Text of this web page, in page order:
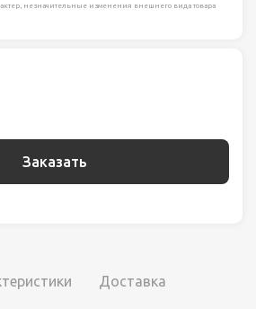
незначительные изменения внешнего вида товара
Заказать
Доставка